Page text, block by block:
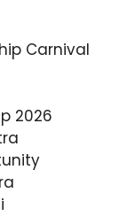
Carnival
2026